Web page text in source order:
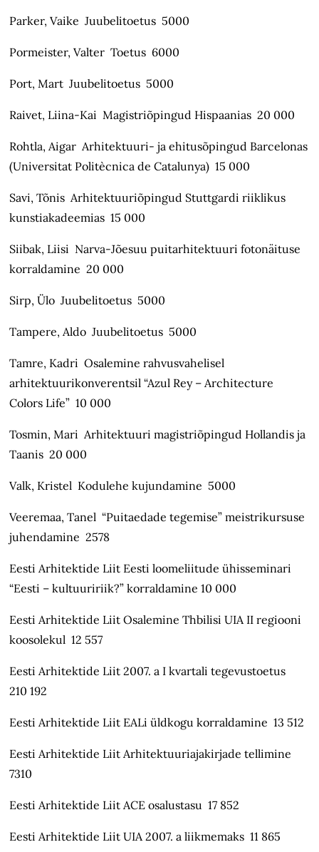
Parker, Vaike Juubelitoetus 5000
Pormeister, Valter Toetus 6000
Port, Mart Juubelitoetus 5000
Raivet, Liina-Kai Magistriõpingud Hispaanias 20 000
Rohtla, Aigar Arhitektuuri- ja ehitusõpingud Barcelonas
(Universitat Politècnica de Catalunya) 15 000
Savi, Tõnis Arhitektuuriõpingud Stuttgardi riiklikus
kunstiakadeemias 15 000
Siibak, Liisi Narva-Jõesuu puitarhitektuuri fotonäituse
korraldamine 20 000
Sirp, Ülo Juubelitoetus 5000
Tampere, Aldo Juubelitoetus 5000
Tamre, Kadri Osalemine rahvusvahelisel
arhitektuurikonverentsil “Azul Rey – Architecture
Colors Life” 10 000
Tosmin, Mari Arhitektuuri magistriõpingud Hollandis ja
Taanis 20 000
Valk, Kristel Kodulehe kujundamine 5000
Veeremaa, Tanel “Puitaedade tegemise” meistrikursuse
juhendamine 2578
Eesti Arhitektide Liit Eesti loomeliitude ühisseminari
“Eesti – kultuuririik?” korraldamine 10 000
Eesti Arhitektide Liit Osalemine Thbilisi UIA II regiooni
koosolekul 12 557
Eesti Arhitektide Liit 2007. a I kvartali tegevustoetus
210 192
Eesti Arhitektide Liit EALi üldkogu korraldamine 13 512
Eesti Arhitektide Liit Arhitektuuriajakirjade tellimine
7310
Eesti Arhitektide Liit ACE osalustasu 17 852
Eesti Arhitektide Liit UIA 2007. a liikmemaks 11 865